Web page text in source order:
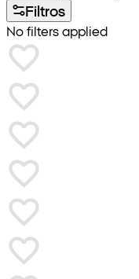
Filtros
No filters applied